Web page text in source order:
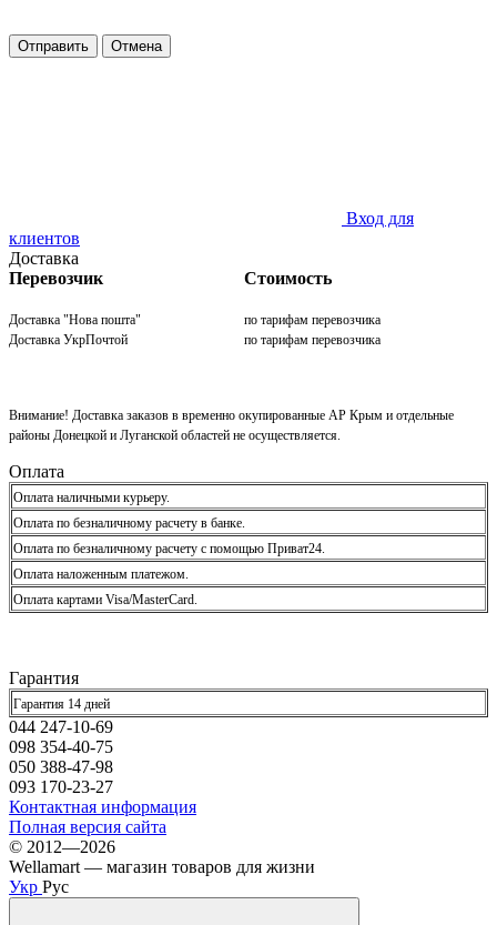
Отправить Отмена
Вход для
клиентов
Доставка
Перевозчик
Стоимость
Доставка "Нова пошта"
по тарифам перевозчика
Доставка УкрПочтой
по тарифам перевозчика
Внимание! Доставка заказов в временно окупированные АР Крым и отдельные
районы Донецкой и Луганской областей не осуществляется.
Оплата
Оплата наличными курьеру.
Оплата по безналичному расчету в банке.
Оплата по безналичному расчету с помощью Приват24.
Оплата наложенным платежом.
Оплата картами Visa/MasterCard.
Гарантия
Гарантия 14 дней
044 247-10-69
098 354-40-75
050 388-47-98
093 170-23-27
Контактная информация
Полная версия сайта
© 2012—2026
Wellamart — магазин товаров для жизни
Укр Рус